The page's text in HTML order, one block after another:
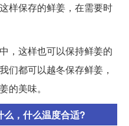
样保存的鲜姜，在需要时
，这样也可以保持鲜姜的
们都可以越冬保存鲜姜，
的美味。
么，什么温度合适?